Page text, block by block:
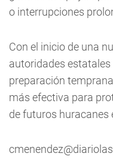
o interrupciones
Con el inicio de una
autoridades
preparación
más efectiva para
de futuros huracanes